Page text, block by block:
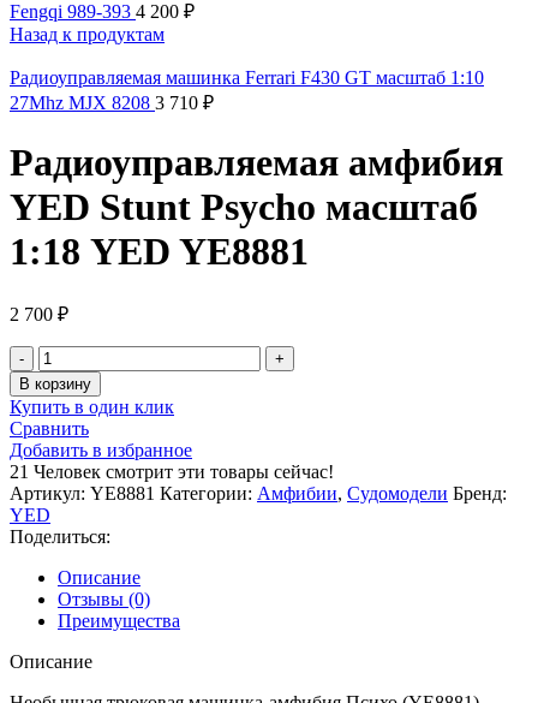
Fengqi 989-393 4 200 ₽
Назад к продуктам
Радиоуправляемая машинка Ferrari F430 GT масштаб 1:10
27Mhz MJX 8208 3 710 ₽
Радиоуправляемая амфибия
YED Stunt Psycho масштаб
1:18 YED YE8881
2 700 ₽
Количество
товара
Радиоуправляемая
амфибия
YED
Stunt
Psycho
масштаб
1:18
YED
YE8881
В корзину
Купить в один клик
Сравнить
Добавить в избранное
21 Человек смотрит эти товары сейчас!
Артикул: YE8881 Категории: Амфибии, Судомодели Бренд:
YED
Поделиться:
Описание
Отзывы (0)
Преимущества
Описание